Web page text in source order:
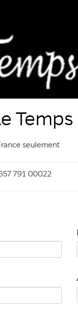
Temps
seulement
791 00022